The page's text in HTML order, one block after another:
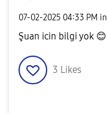
‎07-02-2025 04:33 PM in
Şuan icin bilgi yok 😊
3 Likes